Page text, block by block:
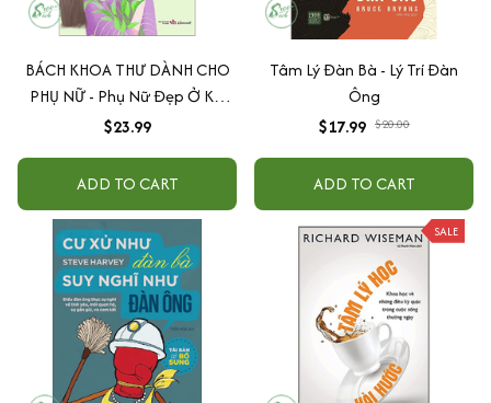
BÁCH KHOA THƯ DÀNH CHO
PHỤ NỮ - Phụ Nữ Đẹp Ở Khí
Chất
$23.99
ADD TO CART
Tâm Lý Đàn Bà - Lý Trí Đàn
Ông
$17.99 $20.00
ADD TO CART
SALE